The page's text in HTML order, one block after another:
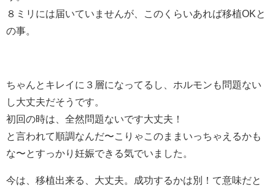
８ミリには届いていませんが、このくらいあれば移植OKと
の事。
ちゃんとキレイに３層になってるし、ホルモンも問題ない
し大丈夫だそうです。
初回の時は、全然問題ないです大丈夫！
と言われて順調なんだ〜こりゃこのままいっちゃえるかも
な〜とすっかり妊娠できる気でいました。
今は、移植出来る、大丈夫。成功するかは別！て意味だと